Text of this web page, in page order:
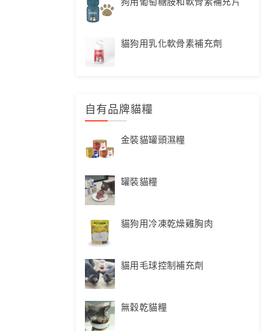
貓狗用乳化軟骨素補充劑
自有品牌貓糧
金裝貓罐頭濕糧
罐裝貓糧
貓狗用冷凍乾燥雞胸肉
貓用毛球控制補充劑
無穀乾貓糧